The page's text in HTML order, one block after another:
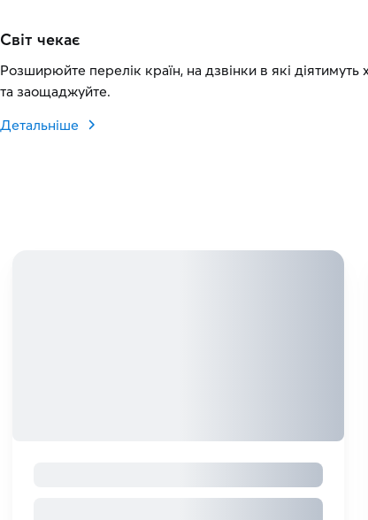
Світ чекає
Розширюйте перелік країн, на дзвінки в які
та заощаджуйте.
Детальніше